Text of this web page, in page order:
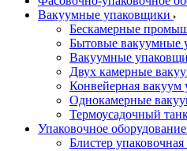
Вакуумные упаковщики
Бескамерные
Бытовые вакуумные
Вакуумные
Двух камерные
Конвейерная вакуум
Однокамерные
Термоусадочный
Упаковочное оборудование
Блистер